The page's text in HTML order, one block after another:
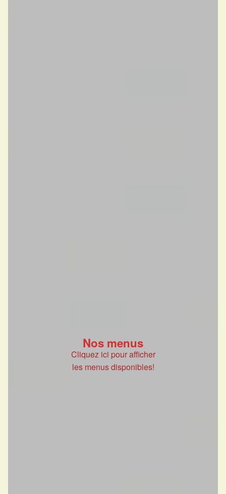
Nos menus
Cliquez ici pour afficher
les menus disponibles!